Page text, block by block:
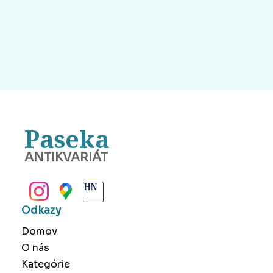
Paseka
ANTIKVARIÁT
Odkazy
Domov
O nás
Kategórie